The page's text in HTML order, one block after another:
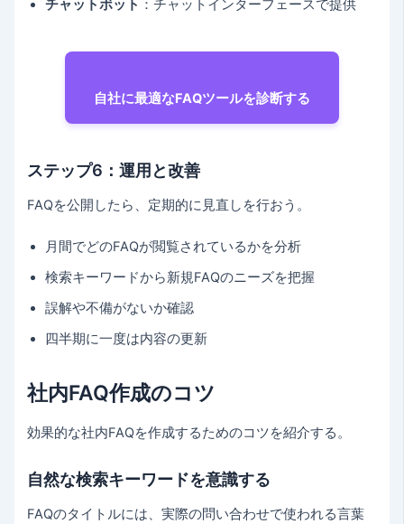
チャットボット ：チャットインターフェースで提供
自社に最適なFAQツールを診断する
ステップ6：運用と改善
FAQを公開したら、定期的に見直しを行おう。
月間でどのFAQが閲覧されているかを分析
検索キーワードから新規FAQのニーズを把握
誤解や不備がないか確認
四半期に一度は内容の更新
社内FAQ作成のコツ
効果的な社内FAQを作成するためのコツを紹介する。
自然な検索キーワードを意識する
FAQのタイトルには、実際の問い合わせで使われる言葉